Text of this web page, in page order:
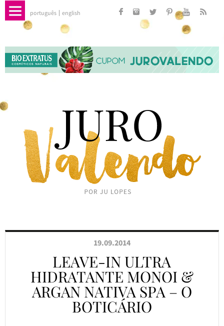
português english
19.09.2014
LEAVE-IN ULTRA
HIDRATANTE MONOI &
ARGAN NATIVA SPA – O
BOTICÁRIO